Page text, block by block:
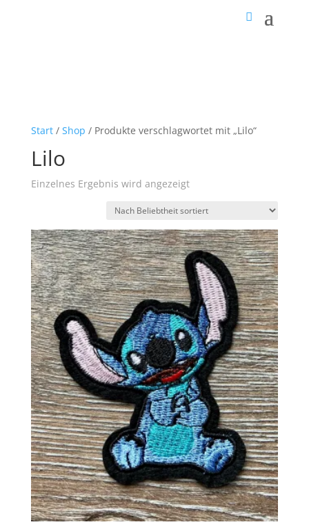
Start/ Shop / Produkte verschlagwortet mit „Lilo“
Lilo
Einzelnes Ergebnis wird angezeigt